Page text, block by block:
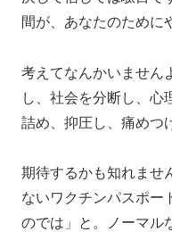
間が、あなたのために
考えてなんかいません
し、社会を分断し、心
詰め、抑圧し、痛めつ
期待するかも知れませ
ないワクチンパスポー
のでは」と。ノーマル